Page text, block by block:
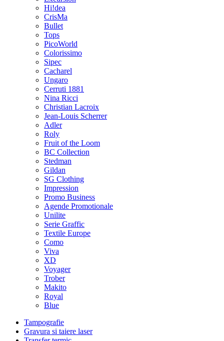
Hi!dea
CrisMa
Bullet
Tops
PicoWorld
Colorissimo
Sipec
Cacharel
Ungaro
Cerruti 1881
Nina Ricci
Christian Lacroix
Jean-Louis Scherrer
Adler
Roly
Fruit of the Loom
BC Collection
Stedman
Gildan
SG Clothing
Impression
Promo Business
Agende Promotionale
Unilite
Serie Graffic
Textile Europe
Como
Viva
XD
Voyager
Trober
Makito
Royal
Blue
Tampografie
Gravura si taiere laser